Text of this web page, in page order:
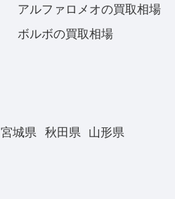
アルファロメオの買取相場
ボルボの買取相場
宮城県 秋田県
山形県